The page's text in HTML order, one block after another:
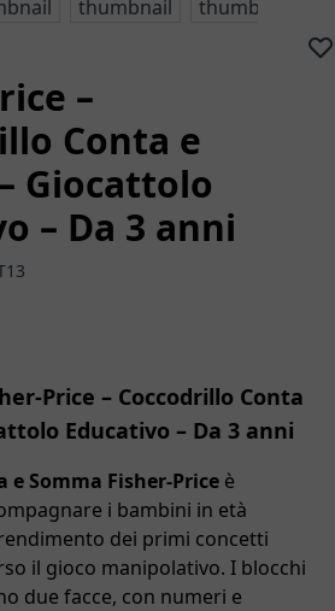
–
Conta e
Giocattolo
– Da 3 anni
Price – Coccodrillo Conta
Educativo – Da 3 anni
e Somma Fisher-Price è
i bambini in età
dei primi concetti
il gioco manipolativo. I blocchi
due facce, con numeri e